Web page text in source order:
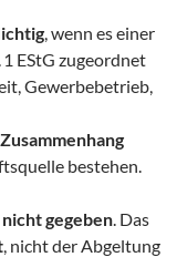
, wenn es einer
EStG zugeordnet
Gewerbebetrieb,
bestehen.
nicht gegeben . Das
, nicht der Abgeltung